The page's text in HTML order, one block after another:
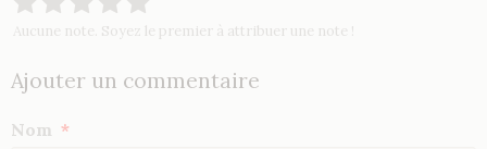
Aucune note. Soyez le premier à attribuer une note !
Ajouter un commentaire
Nom